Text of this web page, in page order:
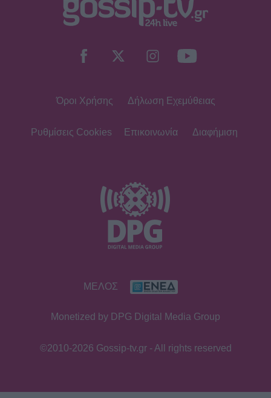
Αγνώριστη η Έλενα Χριστοφή για
Ελιάς» στο «Αντώνιος και
πρεμιέρα Το Χαμογέλα και πάλι;
6 Αυγούστου 1999: Η ημέρα που
«σίγησε» η μεγάλη κυρία του λαϊκού,
Σταματίνα Τσιμτσιλή: Αγχώθηκα με
το πόσο γρήγορα περνά η ζωή
Όροι Χρήσης Δήλωση Εχεμύθειας
Ρυθμίσεις Cookies Επικοινωνία Διαφήμιση
ΜΕΛΟΣ
Monetized by DPG Digital Media Group
©2010-2026 Gossip-tv.gr - All rights reserved